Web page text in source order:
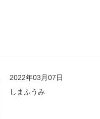
2022年03月07日
しまふうみ